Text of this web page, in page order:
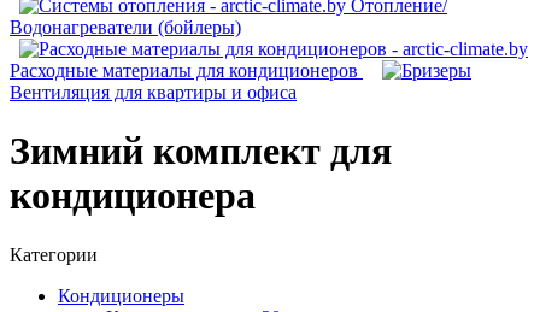
Отопление/
Водонагреватели (бойлеры)
Расходные материалы для кондиционеров
Вентиляция для квартиры и офиса
Зимний комплект для
кондиционера
Категории
Кондиционеры